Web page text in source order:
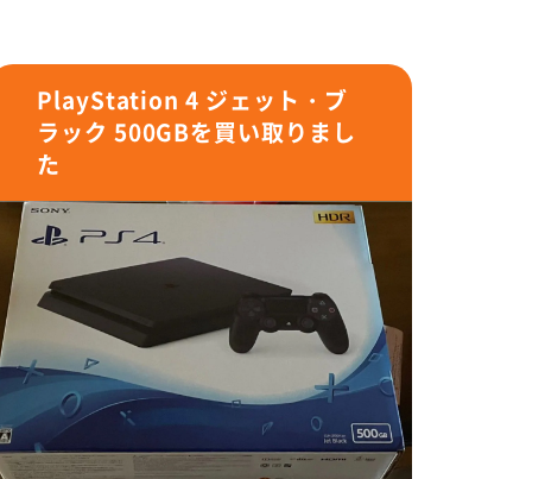
PlayStation 4 ジェット・ブ
ラック 500GBを買い取りまし
た